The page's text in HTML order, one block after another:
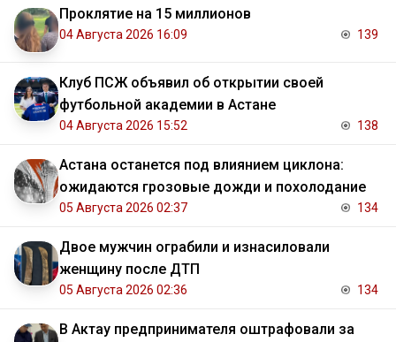
Проклятие на 15 миллионов
04 Августа 2026 16:09 139
Клуб ПСЖ объявил об открытии своей
футбольной академии в Астане
04 Августа 2026 15:52 138
Астана останется под влиянием циклона:
ожидаются грозовые дожди и похолодание
05 Августа 2026 02:37 134
Двое мужчин ограбили и изнасиловали
женщину после ДТП
05 Августа 2026 02:36 134
В Актау предпринимателя оштрафовали за